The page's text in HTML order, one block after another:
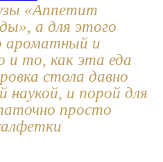
«Аппетит
а для этого
ароматный и
и то, как эта еда
стола давно
наукой, и порой для
просто